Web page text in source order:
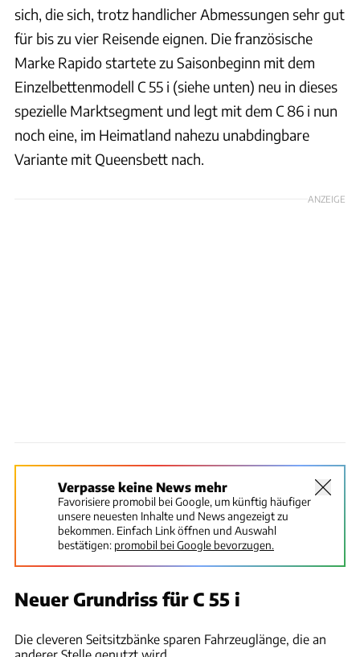
sich, die sich, trotz handlicher Abmessungen sehr gut
für bis zu vier Reisende eignen. Die französische
Marke Rapido startete zu Saisonbeginn mit dem
Einzelbettenmodell C 55 i (siehe unten) neu in dieses
spezielle Marktsegment und legt mit dem C 86 i nun
noch eine, im Heimatland nahezu unabdingbare
Variante mit Queensbett nach.
ANZEIGE
Verpasse keine News mehr
Favorisiere promobil bei Google, um künftig häufiger
unsere neuesten Inhalte und News angezeigt zu
bekommen. Einfach Link öffnen und Auswahl
bestätigen: promobil bei Google bevorzugen.
Neuer Grundriss für C 55 i
Die cleveren Seitsitzbänke sparen Fahrzeuglänge, die an